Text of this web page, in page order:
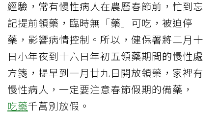
經驗，常有慢性病人在農曆春節前，忙到忘
記提前領藥，臨時無「藥」可吃，被迫停
藥，影響病情控制。所以，健保署將二月十
日小年夜到十六日年初五領藥期間的慢性處
方箋，提早到一月廿九日開放領藥，家裡有
慢性病人，一定要注意春節假期的備藥，
吃藥千萬別放假。